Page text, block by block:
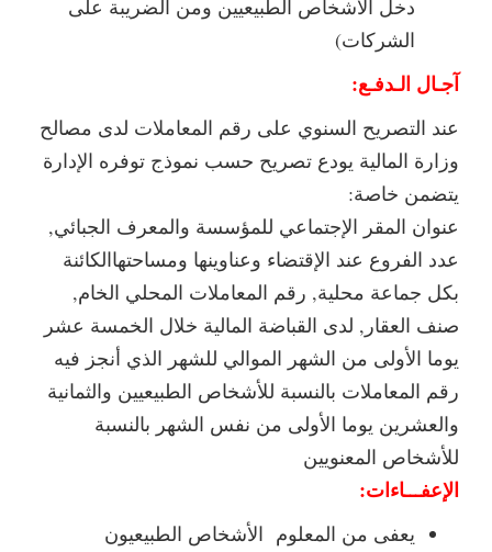
دخل الأشخاص الطبيعيين ومن الضريبة على
الشركات)
آجـال الـدفـع:
عند التصريح السنوي على رقم المعاملات لدى مصالح
وزارة المالية يودع تصريح حسب نموذج توفره الإدارة
يتضمن خاصة:
عنوان المقر الإجتماعي للمؤسسة والمعرف الجبائي,
عدد الفروع عند الإقتضاء وعناوينها ومساحتهاالكائنة
بكل جماعة محلية, رقم المعاملات المحلي الخام,
صنف العقار, لدى القباضة المالية خلال الخمسة عشر
يوما الأولى من الشهر الموالي للشهر الذي أنجز فيه
رقم المعاملات بالنسبة للأشخاص الطبيعيين والثمانية
والعشرين يوما الأولى من نفس الشهر بالنسبة
للأشخاص المعنويين
الإعفـــاءات:
يعفى من المعلوم الأشخاص الطبيعيون